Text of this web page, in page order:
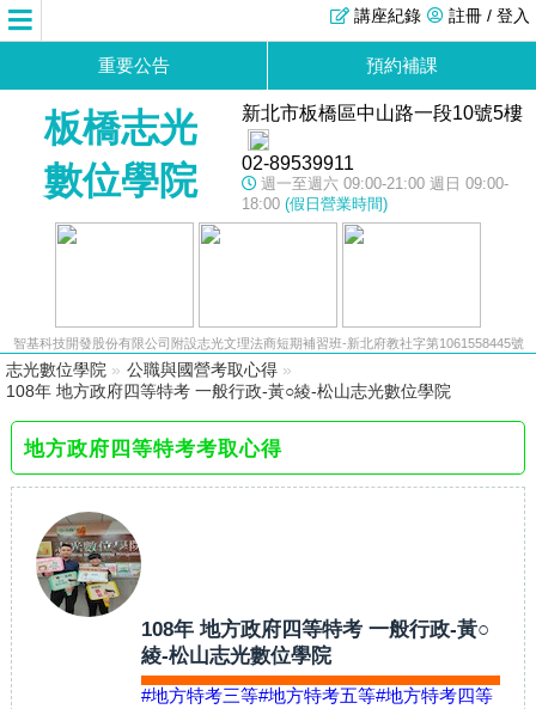
註冊 / 登入
講座紀錄
重要公告 預約補課
板橋志光
數位學院
新北市板橋區中山路一段10號5樓
02-89539911
週一至週六 09:00-21:00 週日 09:00-
18:00 (假日營業時間)
智基科技開發股份有限公司附設志光文理法商短期補習班-新北府教社字第1061558445號
志光數位學院 » 公職與國營考取心得 »
108年 地方政府四等特考 一般行政-黃○綾-松山志光數位學院
地方政府四等特考考取心得
108年 地方政府四等特考 一般行政-黃○
綾-松山志光數位學院
#地方特考三等#地方特考五等#地方特考四等